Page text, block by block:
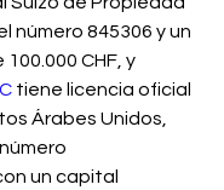
número 845306 y un
CHF, y
tiene licencia oficial
Árabes Unidos,
un capital